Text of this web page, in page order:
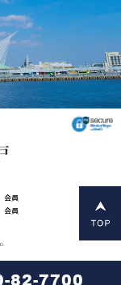
82-7700
会員
会員